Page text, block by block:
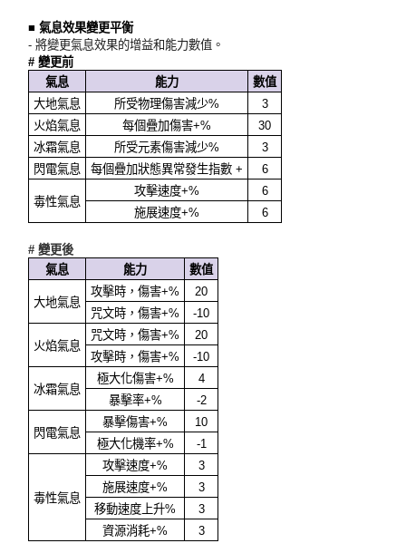
■ 氣息效果變更平衡
- 將變更氣息效果的增益和能力數值。
# 變更前
氣息
能力
數值
大地氣息
所受物理傷害減少%
3
火焰氣息
每個疊加傷害+%
30
冰霜氣息
所受元素傷害減少%
3
閃電氣息
每個疊加狀態異常發生指數 + 6
毒性氣息
攻擊速度+%
6
施展速度+%
6
# 變更後
氣息
能力 數值
大地氣息
攻擊時，傷害+%
20
咒文時，傷害+%
-10
火焰氣息
咒文時，傷害+%
20
攻擊時，傷害+%
-10
冰霜氣息
極大化傷害+%
4
暴擊率+%
-2
閃電氣息
暴擊傷害+%
10
極大化機率+%
-1
毒性氣息
攻擊速度+%
3
施展速度+%
3
移動速度上升%
3
資源消耗+%
3